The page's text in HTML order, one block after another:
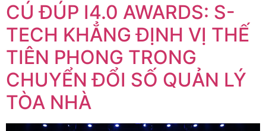
CÚ ĐÚP I4.0 AWARDS: S-
TECH KHẲNG ĐỊNH VỊ THẾ
TIÊN PHONG TRONG
CHUYỂN ĐỔI SỐ QUẢN LÝ
TÒA NHÀ